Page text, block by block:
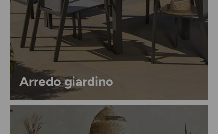
Arredo giardino